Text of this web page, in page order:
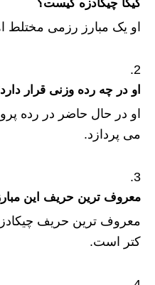
گیگا چیکادزه کیست؟
او یک مبارز رزمی
او در چه رده وزنی قرار
او در حال حاضر در رده
می پردازد.
معروف ترین حریف این
معروف ترین حریف
کتر است.